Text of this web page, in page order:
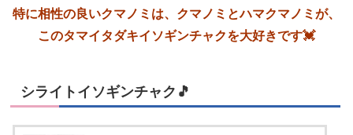
特に相性の良いクマノミは、クマノミとハマクマノミが、
このタマイタダキイソギンチャクを大好きです💓
シライトイソギンチャク🎵